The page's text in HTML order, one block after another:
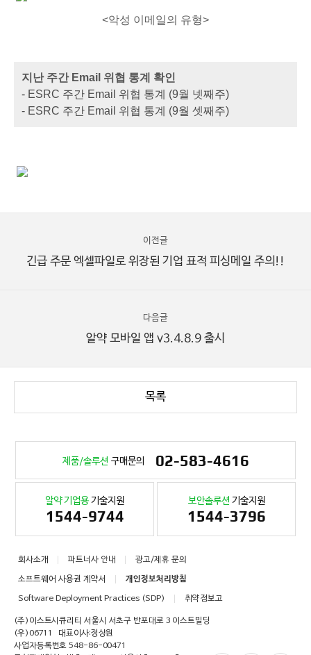
<악성 이메일의 유형>
지난 주간 Email 위협 통계 확인
- ESRC 주간 Email 위협 통계 (9월 넷째주)
- ESRC 주간 Email 위협 통계 (9월 셋째주)
이전글
긴급 주문 엑셀파일로 위장된 기업 표적 피싱메일 주의!!
다음글
알약 모바일 앱 v3.4.8.9 출시
목록
제품/솔루션 구매문의 02-583-4616
알약 기업용기술지원
1544-9744
보안솔루션 기술지원
1544-3796
회사소개 파트너사 안내
광고/제휴 문의
소프트웨어 사용권 계약서
개인정보처리방침
Software Deployment Practices (SDP)
취약점보고
(주)이스트시큐리티 서울시 서초구 반포대로 3 이스트빌딩
(우)06711
대표이사:정상원
사업자등록번호 548-86-00471